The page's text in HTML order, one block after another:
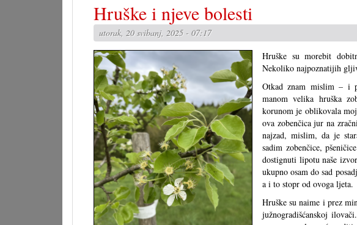
Hruške i njeve bolesti
utorak, 20 svibanj, 2025 - 07:17
Hruške su morebit
Nekoliko najpoznatijih
Otkad znam mislim – i
manom velika hruška
korunom je oblikovala
ova zobenčica jur na
najzad, mislim, da je
sadim zobenčice,
dostignuti lipotu naše
ukupno osam do sad
a i to stopr od ovoga ljeta.
Hruške su naime i prez
južnogradišćanskoj